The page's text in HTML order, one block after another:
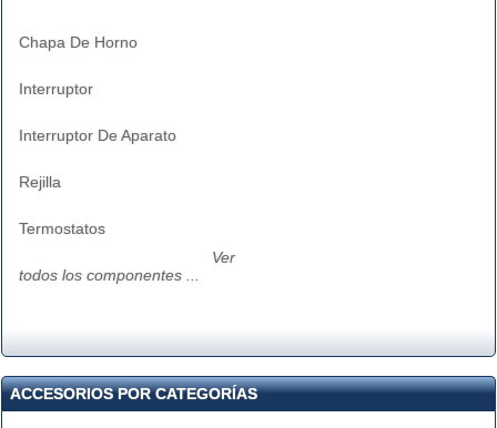
Chapa De Horno
Interruptor
Interruptor De Aparato
Rejilla
Termostatos
Ver
todos los componentes ...
ACCESORIOS POR CATEGORÍAS